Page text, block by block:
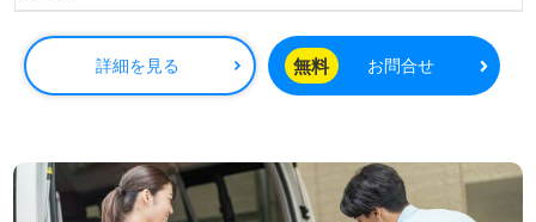
詳細を見る 無料 お問合せ